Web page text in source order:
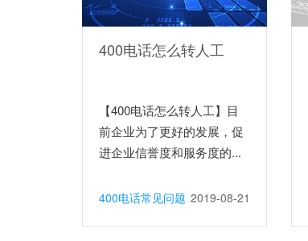
400电话怎么转人工
【400电话怎么转人工】目
前企业为了更好的发展，促
进企业信誉度和服务度的...
400电话常见问题 2019-08-21